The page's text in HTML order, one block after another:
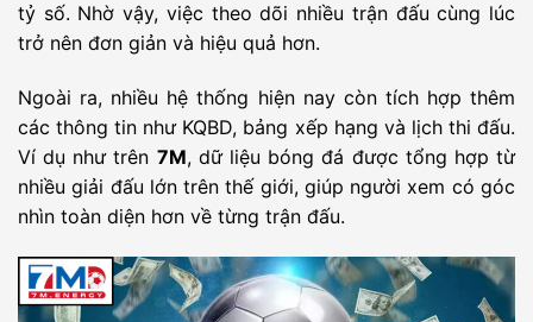
CSFS Cup 18:35 China U17
Bayer
Ontustik
FC
KAZ D1 19:00
FK Yelimay
Semey B
Kairat Almaty
II
-
KAZ D1 20:00 FK Aktobe II - Ekibastuzets -
Karagandy
Aktau B
Unknown 19:00
Sandefjord
U19
-
U19 Asane
Fotball
tỷ số. Nhờ vậy, việc theo dõi nhiều trận đấu cùng lúc
trở nên đơn giản và hiệu quả hơn.
Ngoài ra, nhiều hệ thống hiện nay còn tích hợp thêm
các thông tin như KQBD, bảng xếp hạng và lịch thi đấu.
Ví dụ như trên 7M, dữ liệu bóng đá được tổng hợp từ
nhiều giải đấu lớn trên thế giới, giúp người xem có góc
nhìn toàn diện hơn về từng trận đấu.